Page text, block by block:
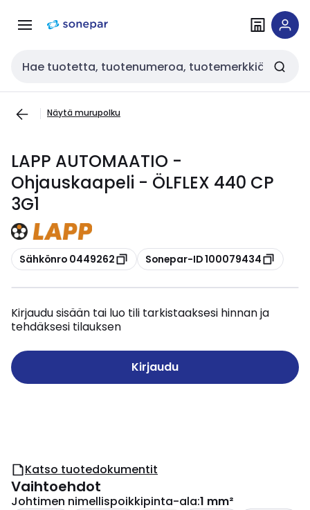
navigointiinsisältöön
Haku
Näytä murupolku
LAPP AUTOMAATIO -
Ohjauskaapeli - ÖLFLEX 440 CP
3G1
Kopioi
Sähkönro 0449262 Kopioi
Sonepar-ID 100079434
Kirjaudu sisään tai luo tili tarkistaaksesi hinnan ja
tehdäksesi tilauksen
Kirjaudu
Katso tuotedokumentit
Vaihtoehdot
Johtimen nimellispoikkipinta-ala:1 mm²